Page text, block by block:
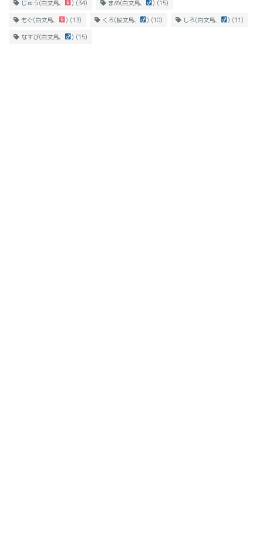
じゅう(白文鳥、 ) (34) まめ(白文鳥、 ) (15)
もぐ(白文鳥、 ) (13) くろ(桜文鳥、 ) (10) しろ(白文鳥、 ) (11)
なすび(白文鳥、 ) (15)